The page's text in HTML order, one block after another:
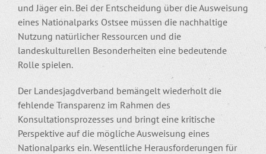
und Jäger ein. Bei der Entscheidung über die Ausweisung
eines Nationalparks Ostsee müssen die nachhaltige
Nutzung natürlicher Ressourcen und die
landeskulturellen Besonderheiten eine bedeutende
Rolle spielen.
Der Landesjagdverband bemängelt wiederholt die
fehlende Transparenz im Rahmen des
Konsultationsprozesses und bringt eine kritische
Perspektive auf die mögliche Ausweisung eines
Nationalparks ein. Wesentliche Herausforderungen für